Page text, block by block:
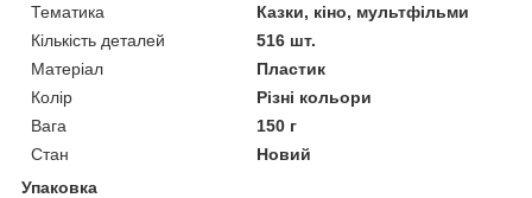
Тематика
Казки, кіно, мультфільми
Кількість деталей
516 шт.
Матеріал
Пластик
Колір
Різні кольори
Вага
150 г
Стан
Новий
Упаковка